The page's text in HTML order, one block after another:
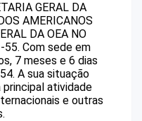
GERAL DA
AMERICANOS
DA OEA NO
55. Com sede em
7 meses e 6 dias
A sua situação
principal atividade
e outras